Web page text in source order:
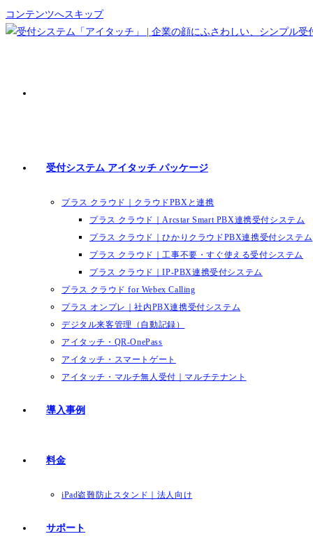
コンテンツへスキップ
受付システム アイタッチ パッケージ
プラス クラウド｜クラウドPBXと連携
プラス クラウド｜Arcstar Smart PBX連携受付システム
プラス クラウド｜ひかりクラウドPBX連携受付システム
プラス クラウド｜工事不要・すぐ使える受付システム
プラス クラウド｜IP-PBX連携受付システム
プラス クラウド for Webex Calling
プラス オンプレ｜社内PBX連携受付システム
デジタル来客管理（自動記録）
アイタッチ・QR-OnePass
アイタッチ・スマートゲート
アイタッチ・マルチ無人受付｜マルチテナント
導入事例
料金
iPad盗難防止スタンド｜法人向け
サポート